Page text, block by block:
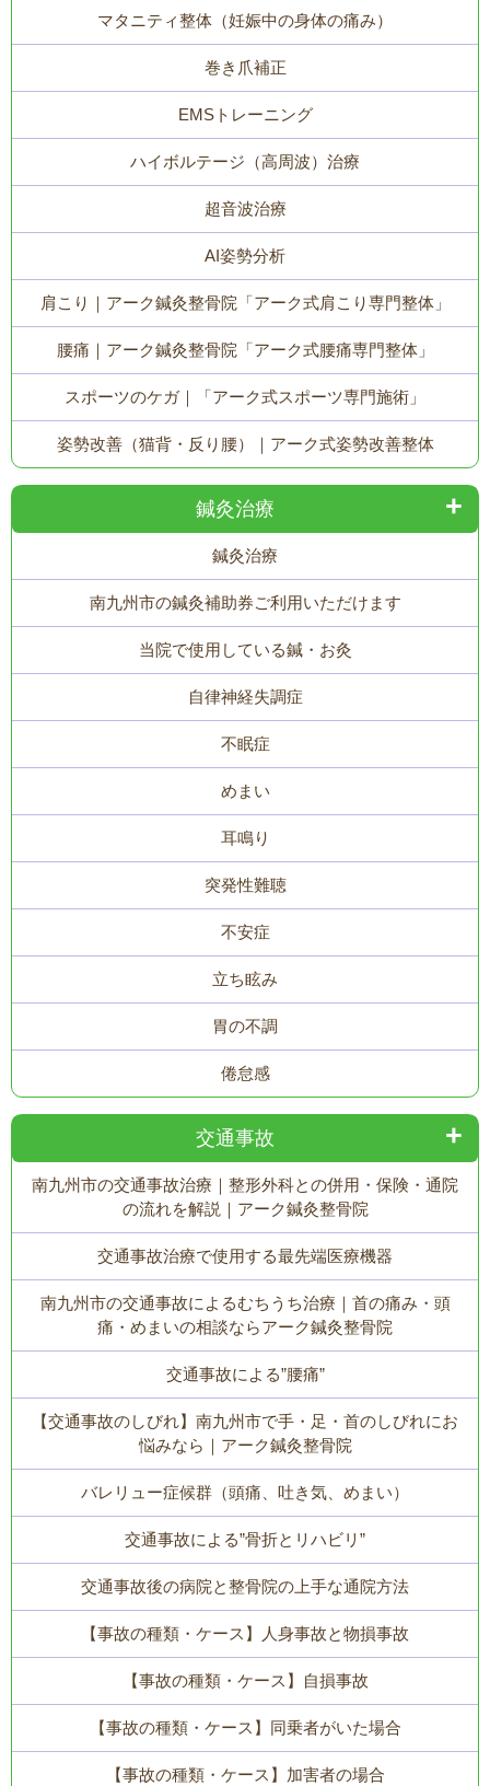
マタニティ整体（妊娠中の身体の痛み）
巻き爪補正
EMSトレーニング
ハイボルテージ（高周波）治療
超音波治療
AI姿勢分析
肩こり｜アーク鍼灸整骨院「アーク式肩こり専門整体」
腰痛｜アーク鍼灸整骨院「アーク式腰痛専門整体」
スポーツのケガ｜「アーク式スポーツ専門施術」
姿勢改善（猫背・反り腰）｜アーク式姿勢改善整体
鍼灸治療
鍼灸治療
南九州市の鍼灸補助券ご利用いただけます
当院で使用している鍼・お灸
自律神経失調症
不眠症
めまい
耳鳴り
突発性難聴
不安症
立ち眩み
胃の不調
倦怠感
交通事故
南九州市の交通事故治療｜整形外科との併用・保険・通院
の流れを解説｜アーク鍼灸整骨院
交通事故治療で使用する最先端医療機器
南九州市の交通事故によるむちうち治療｜首の痛み・頭
痛・めまいの相談ならアーク鍼灸整骨院
交通事故による”腰痛”
【交通事故のしびれ】南九州市で手・足・首のしびれにお
悩みなら｜アーク鍼灸整骨院
バレリュー症候群（頭痛、吐き気、めまい）
交通事故による”骨折とリハビリ”
交通事故後の病院と整骨院の上手な通院方法
【事故の種類・ケース】人身事故と物損事故
【事故の種類・ケース】自損事故
【事故の種類・ケース】同乗者がいた場合
【事故の種類・ケース】加害者の場合